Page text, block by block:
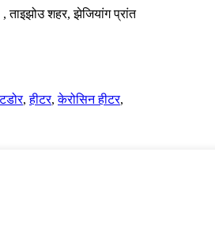
ताइझोउ शहर, झेजियांग प्रांत
,हीटर,केरोसिन हीटर,